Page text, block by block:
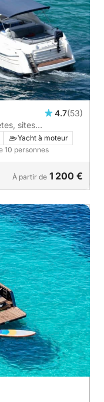
4.7(53)
sites
inoubliable
Yacht à moteur
10 personnes
À partir de 1 200 €